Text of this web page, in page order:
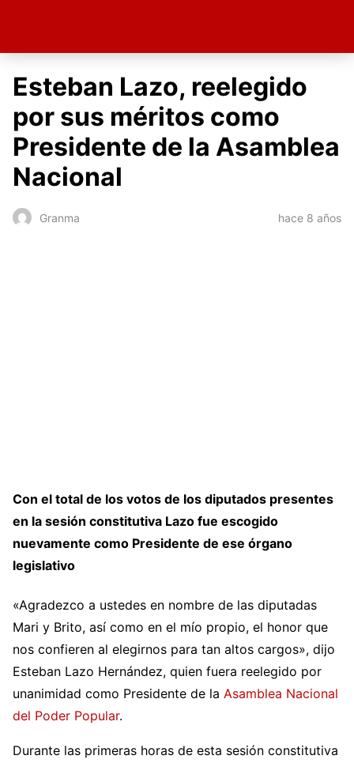
Esteban Lazo, reelegido
por sus méritos como
Presidente de la Asamblea
Nacional
Granma hace 8 años
Con el total de los votos de los diputados presentes
en la sesión constitutiva Lazo fue escogido
nuevamente como Presidente de ese órgano
legislativo
«Agradezco a ustedes en nombre de las diputadas
Mari y Brito, así como en el mío propio, el honor que
nos confieren al elegirnos para tan altos cargos», dijo
Esteban Lazo Hernández, quien fuera reelegido por
unanimidad como Presidente de la Asamblea Nacional
del Poder Popular.
Durante las primeras horas de esta sesión constitutiva